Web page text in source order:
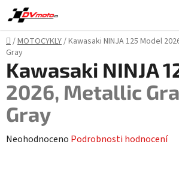
Přejít
na
obsah
Domů
/MOTOCYKLY/Kawasaki NINJA 125 Model
Gray
Kawasaki NINJA
2026, Metallic
Gray
Průměrné
Neohodnoceno Podrobnosti hodnocení